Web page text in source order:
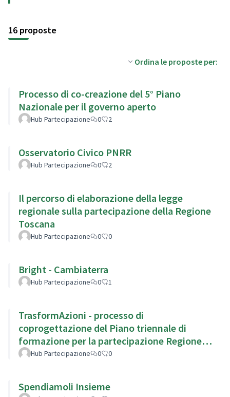
16 proposte
Ordina le proposte per:
Processo di co-creazione del 5° Piano
Nazionale per il governo aperto
Hub Partecipazione 0 2
Osservatorio Civico PNRR
Hub Partecipazione 0 2
Il percorso di elaborazione della legge
regionale sulla partecipazione della Regione
Toscana
Hub Partecipazione 0 0
Bright - Cambiaterra
Hub Partecipazione 0 1
TrasformAzioni - processo di
coprogettazione del Piano triennale di
formazione per la partecipazione Regione
Emilia Romagna
Hub Partecipazione 0 0
Spendiamoli Insieme